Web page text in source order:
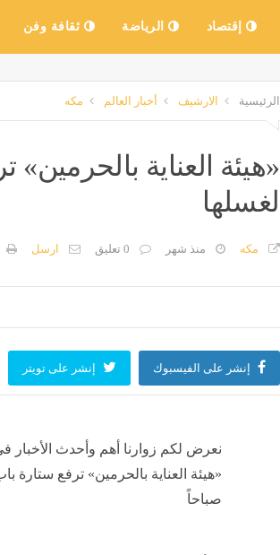
إقتصاد الرياضة ثقافة وفن
الرئيسية الارشيف أخبار العالم مكه
«هيئة العناية بالحرمين»
لغسلها
مكه منذ شهر 0 تعليق ارسل
إنشر على الفيسبوك إنشر على تويتر
نعرض لكم زوارنا أهم وأحدث الأخبار
صباحاً